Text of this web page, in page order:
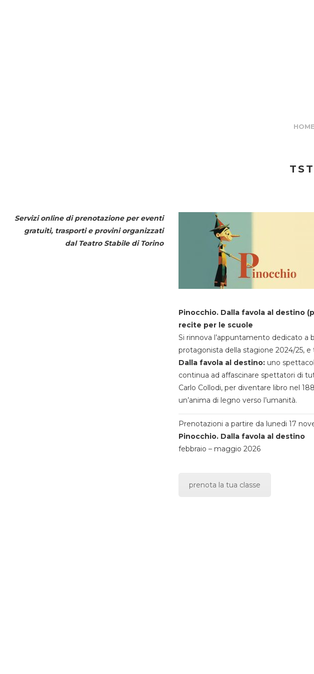
HOME
Servizi online di prenotazione per eventi
gratuiti, trasporti e provini organizzati
dal Teatro Stabile di Torino
Pinocchio. Dalla favola al destino
recite per le scuole
Si rinnova l’appuntamento dedicato a
protagonista della stagione 2024/25,
Dalla favola al destino:uno
continua ad affascinare spettatori di
Carlo Collodi, per diventare libro nel
un’anima di legno verso l’umanità.
Prenotazioni a partire da lunedi 17
Pinocchio. Dalla favola al destino
febbraio – maggio 2026
prenota la tua classe